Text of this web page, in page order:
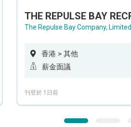
The Repulse Bay Company, Limited
香港 > 其他
薪金面議
刊登於 1日前